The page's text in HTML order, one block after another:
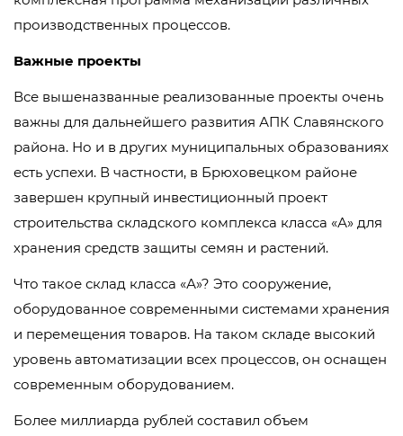
производственных процессов.
Важные проекты
Все вышеназванные реализованные проекты очень
важны для дальнейшего развития АПК Славянского
района. Но и в других муниципальных образованиях
есть успехи. В частности, в Брюховецком районе
завершен крупный инвестиционный проект
строительства складского комплекса класса «А» для
хранения средств защиты семян и растений.
Что такое склад класса «А»? Это сооружение,
оборудованное современными системами хранения
и перемещения товаров. На таком складе высокий
уровень автоматизации всех процессов, он оснащен
современным оборудованием.
Более миллиарда рублей составил объем